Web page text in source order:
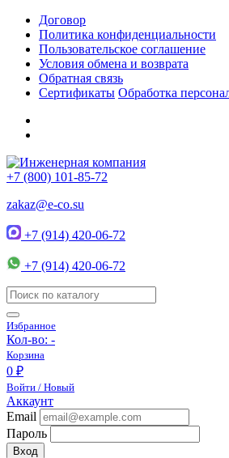
Договор
Политика конфиденциальности
Пользовательское соглашение
Условия обмена и возврата
Обратная связь
Сертификаты Обработка
+7 (800) 101-85-72
zakaz@e-co.su
+7 (914) 420-06-72
+7 (914) 420-06-72
Избранное
Кол-во: -
Корзина
0 ₽
Войти / Новый
Аккаунт
Email
Пароль
Вход